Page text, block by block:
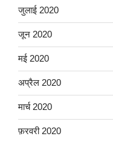
जुलाई 2020
जून 2020
मई 2020
अप्रैल 2020
मार्च 2020
फ़रवरी 2020